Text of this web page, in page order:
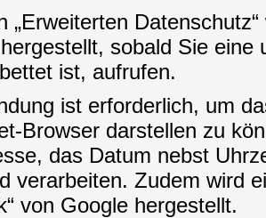
„Erweiterten
sobald Sie
ist, aufrufen.
ist erforderlich, um
Browser darstellen zu
das Datum nebst
verarbeiten. Zudem wird
von Google hergestellt.